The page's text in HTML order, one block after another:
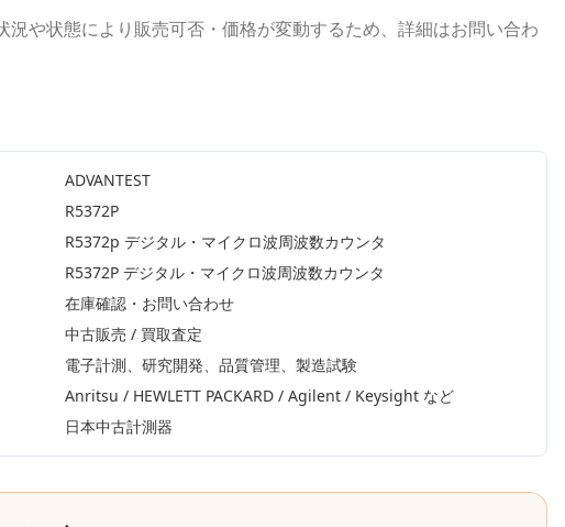
況や状態により販売可否・価格が変動するため、詳細はお問い合わ
ADVANTEST
R5372P
R5372p デジタル・マイクロ波周波数カウンタ
R5372P デジタル・マイクロ波周波数カウンタ
在庫確認・お問い合わせ
中古販売 / 買取査定
電子計測、研究開発、品質管理、製造試験
Anritsu / HEWLETT PACKARD / Agilent / Keysight など
日本中古計測器